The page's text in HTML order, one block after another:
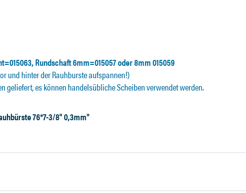
Rundschaft 6mm=015057 oder 8mm 015059
und hinter der Rauhburste aufspannen!)
geliefert, es können handelsübliche Scheiben verwendet werden.
76*7-3/8" 0,3mm"